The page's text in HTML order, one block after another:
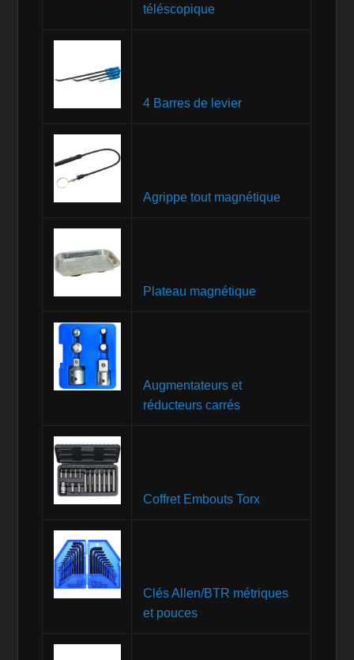
téléscopique
4 Barres de levier
Agrippe tout magnétique
Plateau magnétique
Augmentateurs et
réducteurs carrés
Coffret Embouts Torx
Clés Allen/BTR métriques
et pouces